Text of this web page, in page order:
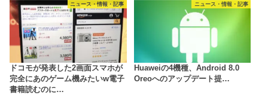
ニュース・情報・記事
ドコモが発表した2画面スマホが
完全にあのゲーム機みたいw電子
書籍読むのに…
ニュース・情報・記事
Huaweiの4機種、Android 8.0
Oreoへのアップデート提…